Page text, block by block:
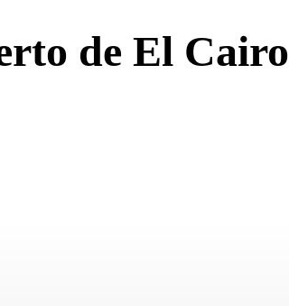
de El Cairo